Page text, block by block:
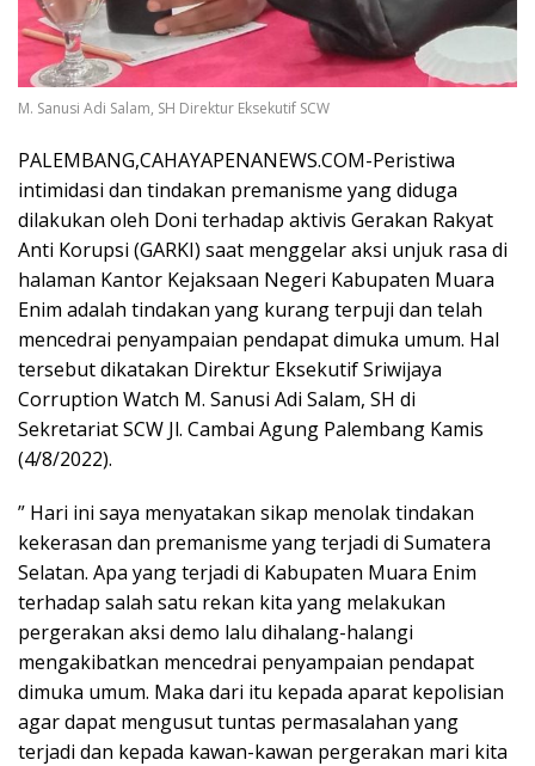
M. Sanusi Adi Salam, SH Direktur Eksekutif SCW
PALEMBANG,CAHAYAPENANEWS.COM-Peristiwa
intimidasi dan tindakan premanisme yang diduga
dilakukan oleh Doni terhadap aktivis Gerakan Rakyat
Anti Korupsi (GARKI) saat menggelar aksi unjuk rasa di
halaman Kantor Kejaksaan Negeri Kabupaten Muara
Enim adalah tindakan yang kurang terpuji dan telah
mencedrai penyampaian pendapat dimuka umum. Hal
tersebut dikatakan Direktur Eksekutif Sriwijaya
Corruption Watch M. Sanusi Adi Salam, SH di
Sekretariat SCW Jl. Cambai Agung Palembang Kamis
(4/8/2022).
” Hari ini saya menyatakan sikap menolak tindakan
kekerasan dan premanisme yang terjadi di Sumatera
Selatan. Apa yang terjadi di Kabupaten Muara Enim
terhadap salah satu rekan kita yang melakukan
pergerakan aksi demo lalu dihalang-halangi
mengakibatkan mencedrai penyampaian pendapat
dimuka umum. Maka dari itu kepada aparat kepolisian
agar dapat mengusut tuntas permasalahan yang
terjadi dan kepada kawan-kawan pergerakan mari kita